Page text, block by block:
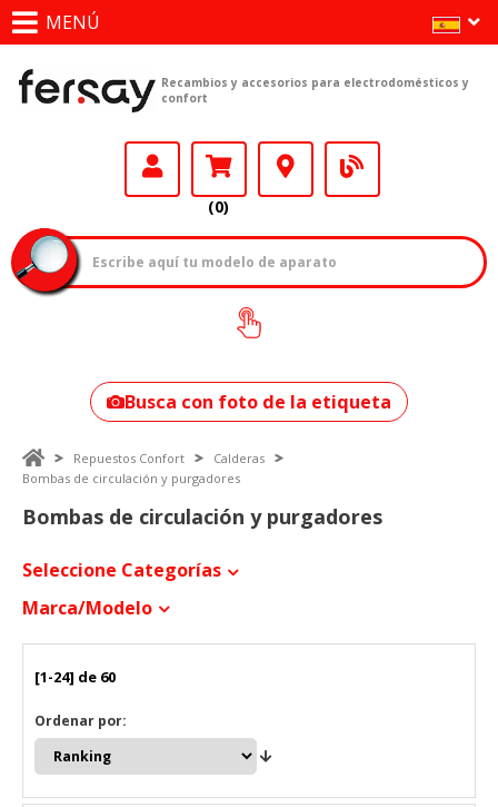
MENÚ
Recambios y accesorios para electrodomésticos y
confort
(0)
¿Cómo encontrar
tu modelo?
Busca con foto de la etiqueta
Repuestos Confort
Calderas
Bombas de circulación y purgadores
Bombas de circulación y purgadores
Seleccione Categorías
Marca/modelo
[1-24] de 60
Ordenar por: